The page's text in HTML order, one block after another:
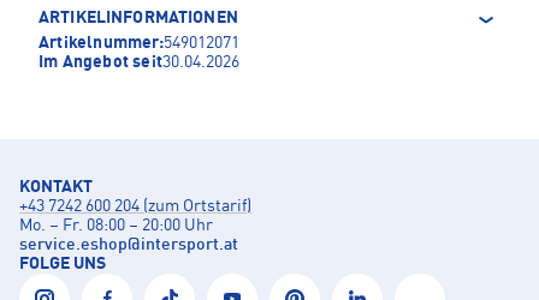
ARTIKELINFORMATIONEN
Artikelnummer:549012071
Im Angebot seit30.04.2026
KONTAKT
+43 7242 600 204 (zum Ortstarif)
Mo. – Fr. 08:00 – 20:00 Uhr
service.eshop@intersport.at
FOLGE UNS